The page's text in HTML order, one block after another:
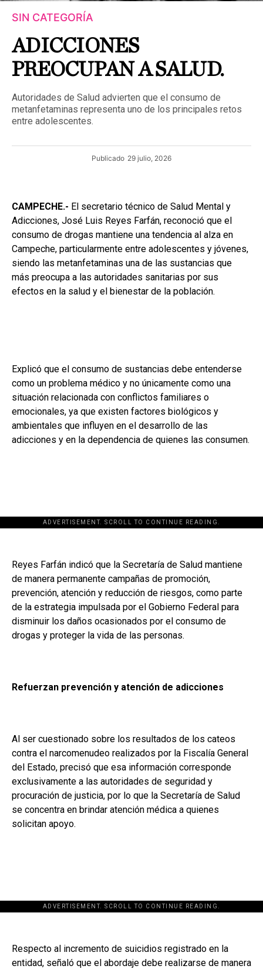
SIN CATEGORÍA
ADICCIONES
PREOCUPAN A SALUD.
Autoridades de Salud advierten que el consumo de
metanfetaminas representa uno de los principales retos
entre adolescentes.
Publicado 29 julio, 2026
CAMPECHE.- El secretario técnico de Salud Mental y
Adicciones, José Luis Reyes Farfán, reconoció que el
consumo de drogas mantiene una tendencia al alza en
Campeche, particularmente entre adolescentes y jóvenes,
siendo las metanfetaminas una de las sustancias que
más preocupa a las autoridades sanitarias por sus
efectos en la salud y el bienestar de la población.
Explicó que el consumo de sustancias debe entenderse
como un problema médico y no únicamente como una
situación relacionada con conflictos familiares o
emocionales, ya que existen factores biológicos y
ambientales que influyen en el desarrollo de las
adicciones y en la dependencia de quienes las consumen.
ADVERTISEMENT. SCROLL TO CONTINUE READING.
Reyes Farfán indicó que la Secretaría de Salud mantiene
de manera permanente campañas de promoción,
prevención, atención y reducción de riesgos, como parte
de la estrategia impulsada por el Gobierno Federal para
disminuir los daños ocasionados por el consumo de
drogas y proteger la vida de las personas.
Refuerzan prevención y atención de adicciones
Al ser cuestionado sobre los resultados de los cateos
contra el narcomenudeo realizados por la Fiscalía General
del Estado, precisó que esa información corresponde
exclusivamente a las autoridades de seguridad y
procuración de justicia, por lo que la Secretaría de Salud
se concentra en brindar atención médica a quienes
solicitan apoyo.
ADVERTISEMENT. SCROLL TO CONTINUE READING.
Respecto al incremento de suicidios registrado en la
entidad, señaló que el abordaje debe realizarse de manera